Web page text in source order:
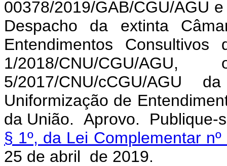
00378/2019/GAB/CGU/AGU
Despacho da extinta
Entendimentos
1/2018/CNU/CGU/
5/2017/CNU/cCGU/
Uniformização de
da União. Aprovo. Publique-
§ 1º, da Lei Complementar
25 de abril de 2019.